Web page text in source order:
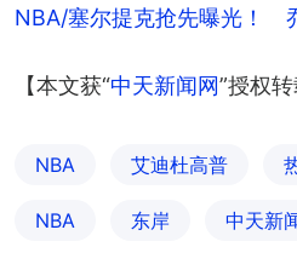
NBA/塞尔提克抢先曝光！　
【本文获“中天新闻网”授权转
NBA 艾迪杜高普
NBA 东岸 中天新